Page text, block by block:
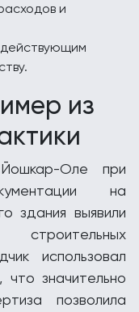
и
из
Оле при
на
здания выявили
использовал
значительно
позволила